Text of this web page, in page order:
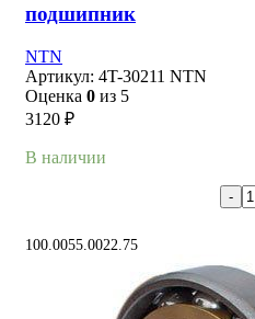
подшипник
NTN
Артикул: 4T-30211 NTN
Оценка 0 из 5
3120 ₽
В наличии
100.0055.0022.75